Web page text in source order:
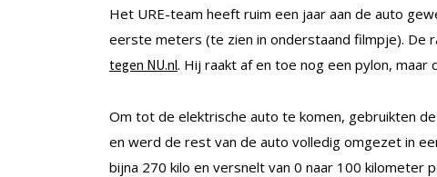
Het URE-team heeft ruim een jaar aan de auto
eerste meters (te zien in onderstaand filmpje). De
tegen NU.nl. Hij raakt af en toe nog een pylon, maar
Om tot de elektrische auto te komen, gebruikten
en werd de rest van de auto volledig omgezet in
bijna 270 kilo en versnelt van 0 naar 100 kilometer